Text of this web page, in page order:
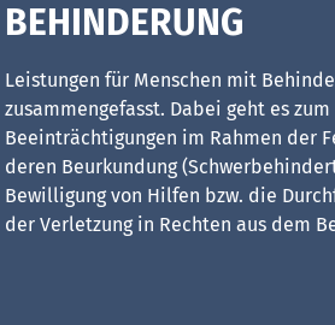
BEHINDERUNG
Leistungen für Menschen mit
zusammengefasst. Dabei geht es
Beeinträchtigungen im Rahmen der
deren Beurkundung
Bewilligung von Hilfen bzw. die
der Verletzung in Rechten aus dem